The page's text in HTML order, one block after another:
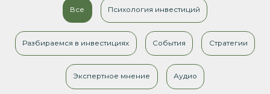
Все Психология инвестиций
Разбираемся в инвестициях События Стратегии
Экспертное мнение Аудио